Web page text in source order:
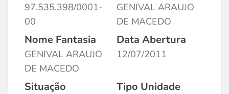
97.535.398/0001-
00
GENIVAL ARAUJO
DE MACEDO
Nome Fantasia
GENIVAL ARAUJO
DE MACEDO
Data Abertura
12/07/2011
Situação Tipo Unidade